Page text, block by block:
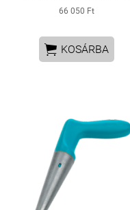
66 050 Ft
 KOSÁRBA